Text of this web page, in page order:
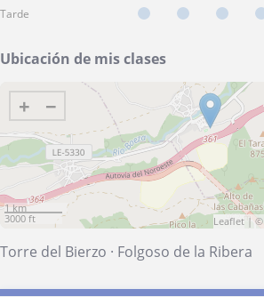
Tarde
Ubicación de mis clases
+ −
1 km
3000 ft
Leaflet | ©
Torre del Bierzo · Folgoso de la Ribera